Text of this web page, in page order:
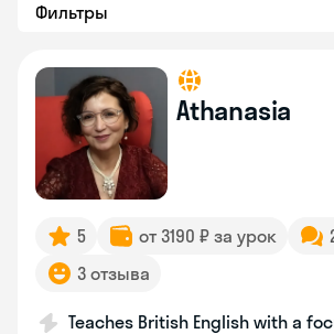
Фильтры
Athanasia
5 от 3190 ₽ за урок
3 отзыва
Teaches British English with a